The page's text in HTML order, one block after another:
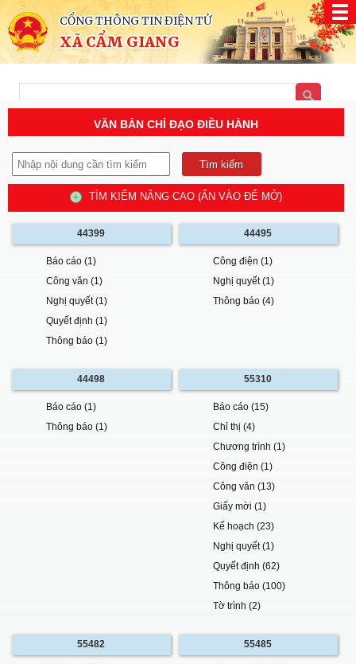
CỔNG THÔNG TIN ĐIỆN TỬ
XÃ CẨM GIANG
VĂN BẢN CHỈ ĐẠO ĐIỀU HÀNH
TÌM KIẾM NÂNG CAO (ẤN VÀO ĐỂ MỞ)
44399
Báo cáo (1)
Công văn (1)
Nghị quyết (1)
Quyết định (1)
Thông báo (1)
44495
Công điện (1)
Nghị quyết (1)
Thông báo (4)
44498
Báo cáo (1)
Thông báo (1)
55310
Báo cáo (15)
Chỉ thị (4)
Chương trình (1)
Công điện (1)
Công văn (13)
Giấy mời (1)
Kế hoạch (23)
Nghị quyết (1)
Quyết định (62)
Thông báo (100)
Tờ trình (2)
55482 55485